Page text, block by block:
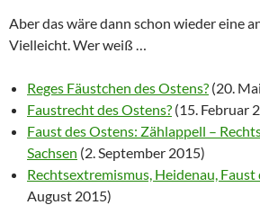
Aber das wäre dann schon wieder eine
Vielleicht. Wer weiß …
Reges Fäustchen des Ostens? (20.
Faustrecht des Ostens? (15. Februar
Faust des Ostens: Zählappell –
Sachsen (2. September 2015)
Rechtsextremismus, Heidenau, Faust
August 2015)